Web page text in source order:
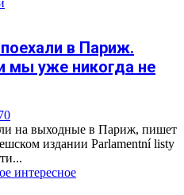
в Париж.
мы уже никогда не
0
на выходные в Париж, пишет
издании Parlamentní listy
интересное